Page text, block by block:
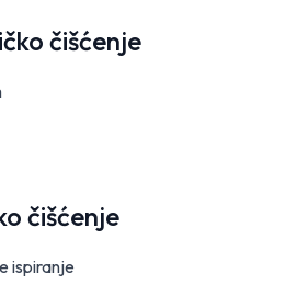
čišćenje
čišćenje
ispiranje